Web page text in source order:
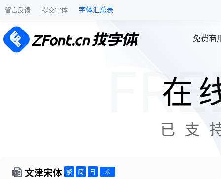
留言反馈 提交字体 字体汇总表
免费商
在
已支
文津宋体